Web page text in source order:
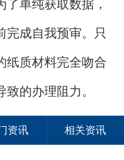
单纯获取数据，
完成自我预审。只
纸质材料完全吻合
的办理阻力。
资讯 相关资讯